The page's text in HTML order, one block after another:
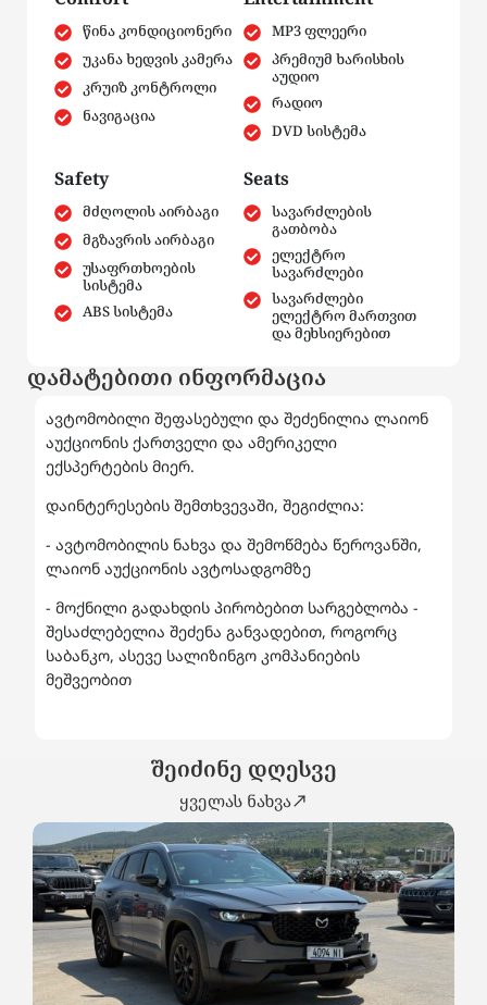
წინა კონდიციონერი
უკანა ხედვის კამერა
კრუიზ კონტროლი
ნავიგაცია
MP3 ფლეერი
პრემიუმ ხარისხის
აუდიო
რადიო
DVD სისტემა
Safety
მძღოლის აირბაგი
მგზავრის აირბაგი
უსაფრთხოების
სისტემა
ABS სისტემა
Seats
სავარძლების
გათბობა
ელექტრო
სავარძლები
სავარძლები
ელექტრო მართვით
და მეხსიერებით
დამატებითი ინფორმაცია
ავტომობილი შეფასებული და შეძენილია ლაიონ
აუქციონის ქართველი და ამერიკელი
ექსპერტების მიერ.
დაინტერესების შემთხვევაში, შეგიძლია:
- ავტომობილის ნახვა და შემოწმება წეროვანში,
ლაიონ აუქციონის ავტოსადგომზე
- მოქნილი გადახდის პირობებით სარგებლობა -
შესაძლებელია შეძენა განვადებით, როგორც
საბანკო, ასევე სალიზინგო კომპანიების
მეშვეობით
შეიძინე დღესვე
ყველას ნახვა